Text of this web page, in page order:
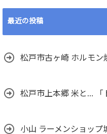
最近の投稿
松戸市古ヶ崎 ホルモン
松戸市上本郷 米と… 「
小山 ラーメンショップ